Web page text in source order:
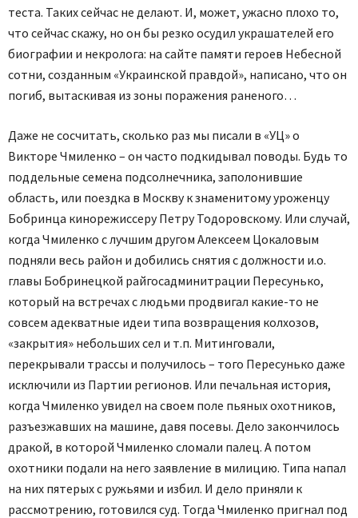
теста. Таких сейчас не делают. И, может, ужасно плохо то,
что сейчас скажу, но он бы резко осудил украшателей его
биографии и некролога: на сайте памяти героев Небесной
сотни, созданным «Украинской правдой», написано, что он
погиб, вытаскивая из зоны поражения раненого…
Даже не сосчитать, сколько раз мы писали в «УЦ» о
Викторе Чмиленко – он часто подкидывал поводы. Будь то
поддельные семена подсолнечника, заполонившие
область, или поездка в Москву к знаменитому уроженцу
Бобринца кинорежиссеру Петру Тодоровскому. Или случай,
когда Чмиленко с лучшим другом Алексеем Цокаловым
подняли весь район и добились снятия с должности и.о.
главы Бобринецкой райгосадминитрации Пересунько,
который на встречах с людьми продвигал какие-то не
совсем адекватные идеи типа возвращения колхозов,
«закрытия» небольших сел и т.п. Митинговали,
перекрывали трассы и получилось – того Пересунько даже
исключили из Партии регионов. Или печальная история,
когда Чмиленко увидел на своем поле пьяных охотников,
разъезжавших на машине, давя посевы. Дело закончилось
дракой, в которой Чмиленко сломали палец. А потом
охотники подали на него заявление в милицию. Типа напал
на них пятерых с ружьями и избил. И дело приняли к
рассмотрению, готовился суд. Тогда Чмиленко пригнал под